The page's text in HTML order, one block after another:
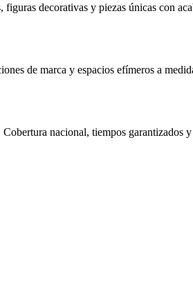
decorativas y piezas únicas con
de marca y espacios efímeros a
nacional, tiempos garantizados